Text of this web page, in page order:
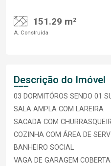
151.29 m²
A. Construída
Descrição do Imóvel
03 DORMITÓROS SENDO 01
SALA AMPLA COM LAREIRA
SACADA COM
COZINHA COM ÁREA DE
BANHEIRO SOCIAL
VAGA DE GARAGEM